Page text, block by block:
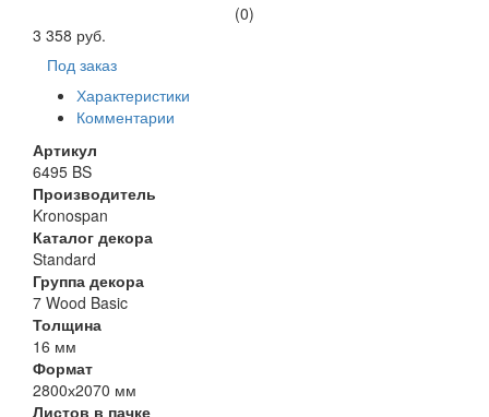
(0)
3 358 руб.
Под заказ
Характеристики
Комментарии
Артикул
6495 BS
Производитель
Kronospan
Каталог декора
Standard
Группа декора
7 Wood Basic
Толщина
16 мм
Формат
2800х2070 мм
Листов в пачке